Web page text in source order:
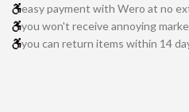
easy payment with Wero at no
you won't receive annoying
you can return items within 14